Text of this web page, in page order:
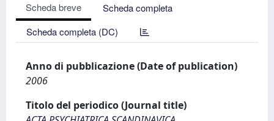
Scheda breve
Scheda completa
Scheda completa (DC)
Anno di pubblicazione (Date of publication)
2006
Titolo del periodico (Journal title)